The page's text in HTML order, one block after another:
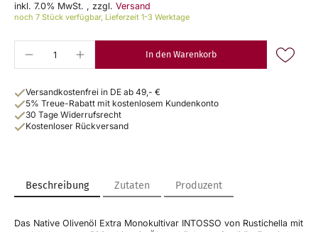
inkl. 7.0% MwSt. , zzgl. Versand
noch 7 Stück verfügbar, Lieferzeit 1-3 Werktage
In den Warenkorb
Versandkostenfrei in DE ab 49,- €
5% Treue-Rabatt mit kostenlosem Kundenkonto
30 Tage Widerrufsrecht
Kostenloser Rückversand
Beschreibung Zutaten Produzent
Das Native Olivenöl Extra Monokultivar INTOSSO von Rustichella mit